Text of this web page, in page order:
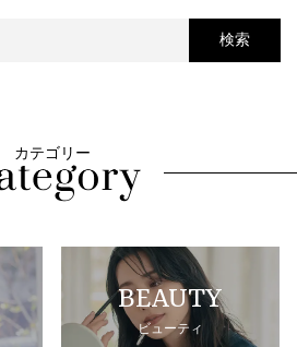
検索
カテゴリー
BEAUTY
ビューティ